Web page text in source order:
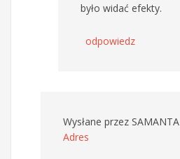
było widać efekty.
odpowiedz
Wysłane przez SAMANTA
Adres